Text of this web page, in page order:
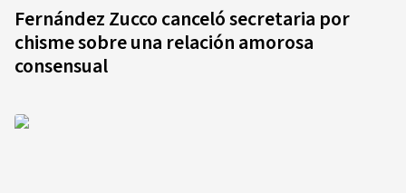
Fernández Zucco canceló secretaria por
chisme sobre una relación amorosa
consensual